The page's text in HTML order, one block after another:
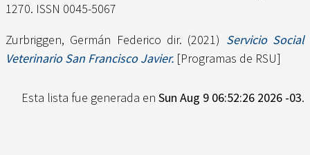
1270. ISSN 0045-5067
Zurbriggen, Germán Federico dir. (2021) Servicio Social
Veterinario San Francisco Javier. [Programas de RSU]
Esta lista fue generada en Sun Aug 9 06:52:26 2026 -03.